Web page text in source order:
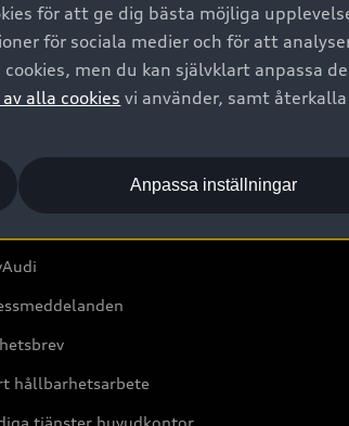
Audi Sverige
Service online
hållbarhetsarbete
tjänster huvudkontor
för att ge dig bästa möjliga
för sociala medier och för att
men du kan självklart anpassa
alla cookies vi använder, samt
Anpassa inställningar